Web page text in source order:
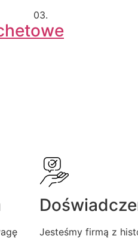
03.
Jesteśmy firmą z